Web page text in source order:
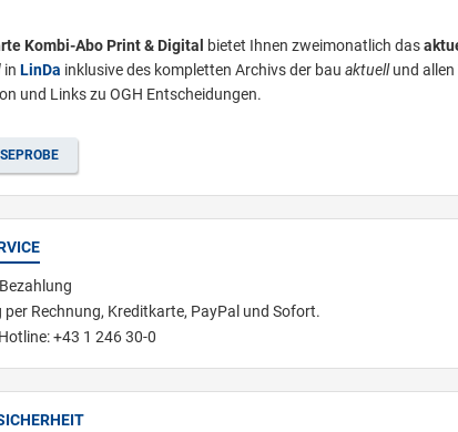
Kombi-Abo Print & Digital bietet Ihnen zweimonatlich das
in LinDa inklusive des kompletten Archivs der bau aktuellund allen
und Links zu OGH Entscheidungen.
per Rechnung, Kreditkarte, PayPal und Sofort.
+43 1 246 30-0